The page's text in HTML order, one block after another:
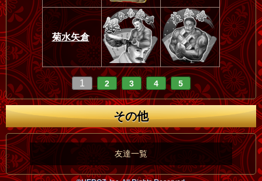
菊水矢倉
1 2 3 4 5
その他
友達一覧